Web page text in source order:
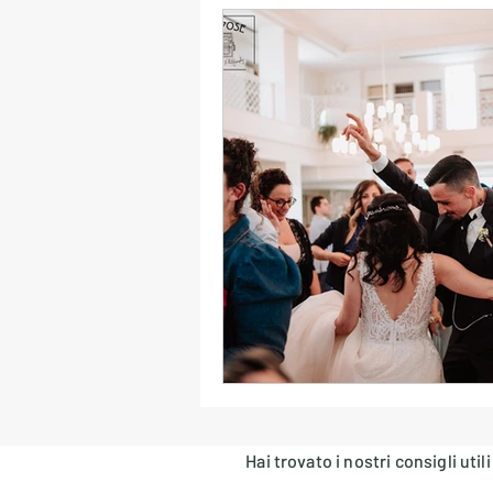
Errori Playlist Matrimonio
Collaborazione Sposi-DJ
Logistica Audio & Transizioni
Luci & Atmosfera
Location e Stile Musicale
Formazioni Live & DJ Set
Hai trovato i nostri consigli